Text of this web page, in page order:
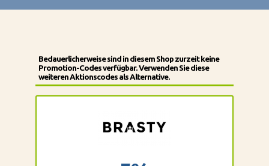
Bedauerlicherweise sind in diesem Shop zurzeit keine
Promotion-Codes verfügbar. Verwenden Sie diese
weiteren Aktionscodes als Alternative.